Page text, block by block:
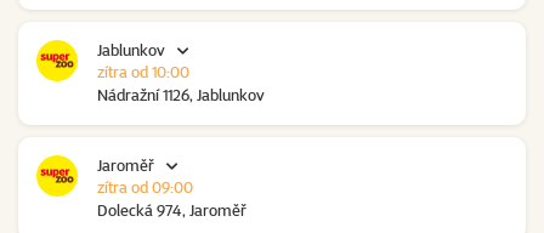
Jablunkov
Nádražní 1126, Jablunkov
zítra od 10:00
Jaroměř
Dolecká 974, Jaroměř
zítra od 09:00